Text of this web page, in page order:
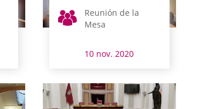
Reunión de la
Mesa
10 nov. 2020